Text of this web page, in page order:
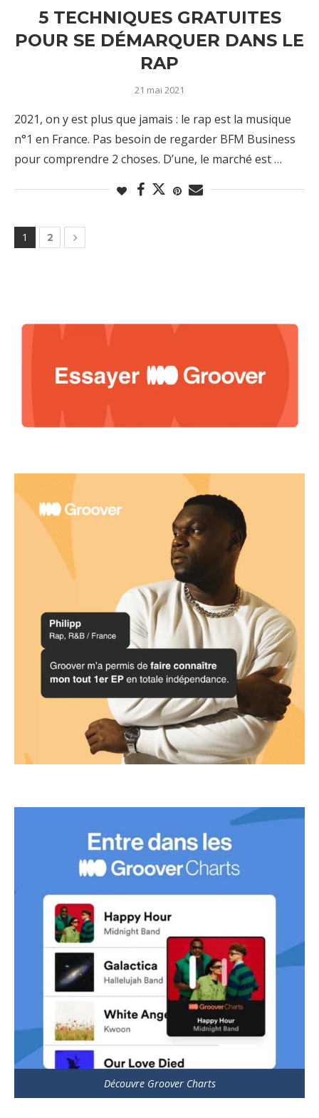
5 TECHNIQUES GRATUITES
POUR SE DÉMARQUER DANS LE
RAP
21 mai 2021
2021, on y est plus que jamais : le rap est la musique
n°1 en France. Pas besoin de regarder BFM Business
pour comprendre 2 choses. D’une, le marché est …
1 2
Découvre Groover Charts